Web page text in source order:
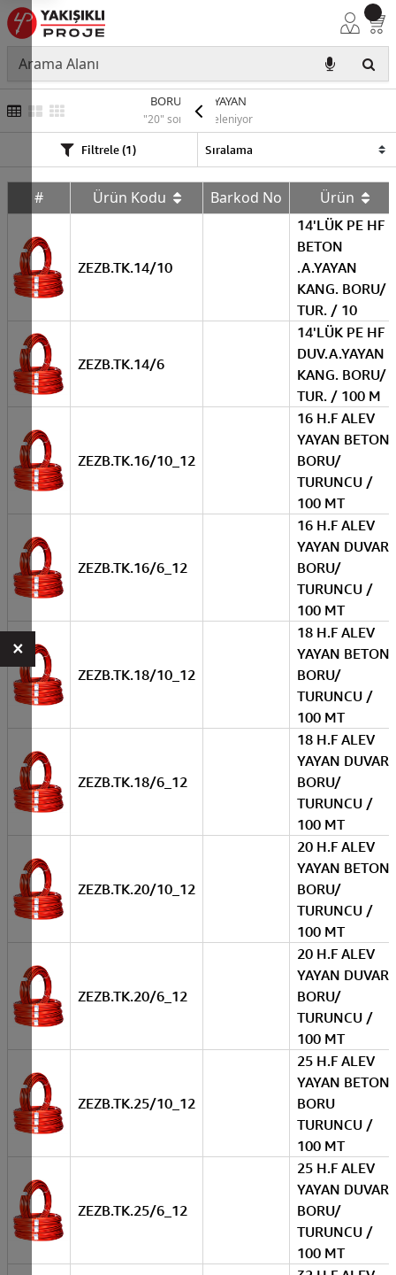
BORU H.F A.YAYAN
"20" sonuç listeleniyor
Filtrele (1)
# Ürün Kodu Barkod No Ürün
ZEZB.TK.14/10
14'LÜK PE HF
BETON
.A.YAYAN
KANG. BORU/
TUR. / 10
ZEZB.TK.14/6
14'LÜK PE HF
DUV.A.YAYAN
KANG. BORU/
TUR. / 100 M
ZEZB.TK.16/10_12
16 H.F ALEV
YAYAN BETON
BORU/
TURUNCU /
100 MT
ZEZB.TK.16/6_12
16 H.F ALEV
YAYAN DUVAR
BORU/
TURUNCU /
100 MT
ZEZB.TK.18/10_12
18 H.F ALEV
YAYAN BETON
BORU/
TURUNCU /
100 MT
ZEZB.TK.18/6_12
18 H.F ALEV
YAYAN DUVAR
BORU/
TURUNCU /
100 MT
ZEZB.TK.20/10_12
20 H.F ALEV
YAYAN BETON
BORU/
TURUNCU /
100 MT
ZEZB.TK.20/6_12
20 H.F ALEV
YAYAN DUVAR
BORU/
TURUNCU /
100 MT
ZEZB.TK.25/10_12
25 H.F ALEV
YAYAN BETON
BORU
TURUNCU /
100 MT
ZEZB.TK.25/6_12
25 H.F ALEV
YAYAN DUVAR
BORU/
TURUNCU /
100 MT
×